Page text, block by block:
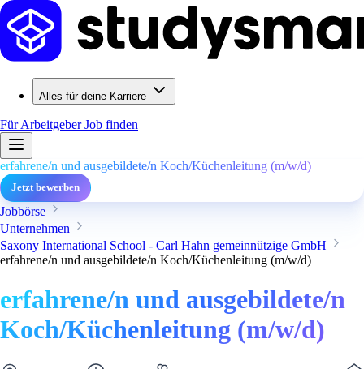
Alles für deine Karriere
Für ArbeitgeberJob finden
erfahrene/n und ausgebildete/n Koch/Küchenleitung (m/w/d)
Jetzt bewerben
Jobbörse
Unternehmen
Saxony International School - Carl Hahn gemeinnützige GmbH
erfahrene/n und ausgebildete/n Koch/Küchenleitung (m/w/d)
erfahrene/n und ausgebildete/n
Koch/Küchenleitung (m/w/d)